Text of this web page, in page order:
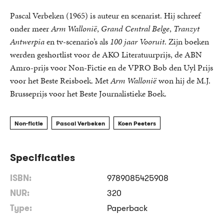
Pascal Verbeken (1965) is auteur en scenarist. Hij schreef
onder meerArm Wallonië, Grand Central Belge, Tranzyt
Antwerpiaen tv-scenario’s als 100 jaar Vooruit. Zijn boeken
werden geshortlist voor de AKO Literatuurprijs, de ABN
Amro-prijs voor Non-Fictie en de VPRO Bob den Uyl Prijs
voor het Beste Reisboek. MetArm Walloniëwon hij de M.J.
Brusseprijs voor het Beste Journalistieke Boek.
Non-fictie Pascal Verbeken Koen Peeters
Specificaties
ISBN:
9789085425908
NUR:
320
Type:
Paperback